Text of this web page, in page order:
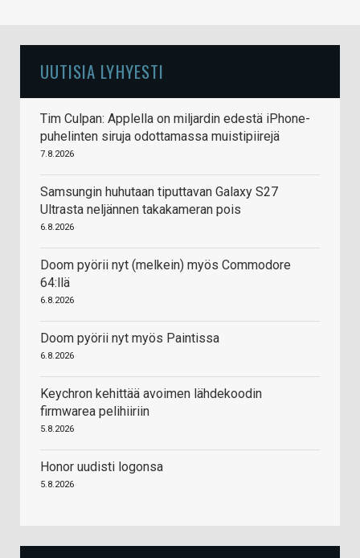
UUTISIA LYHYESTI
Tim Culpan: Applella on miljardin edestä iPhone-
puhelinten siruja odottamassa muistipiirejä
7.8.2026
Samsungin huhutaan tiputtavan Galaxy S27
Ultrasta neljännen takakameran pois
6.8.2026
Doom pyörii nyt (melkein) myös Commodore
64:llä
6.8.2026
Doom pyörii nyt myös Paintissa
6.8.2026
Keychron kehittää avoimen lähdekoodin
firmwarea pelihiiriin
5.8.2026
Honor uudisti logonsa
5.8.2026